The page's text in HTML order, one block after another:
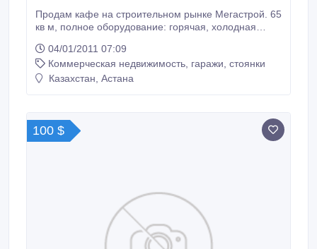
Продам кафе на строительном рынке Мегастрой. 65
кв м, полное оборудование: горячая, холодная
04/01/2011 07:09
Коммерческая недвижимость, гаражи, стоянки
Казахстан, Астана
100 $